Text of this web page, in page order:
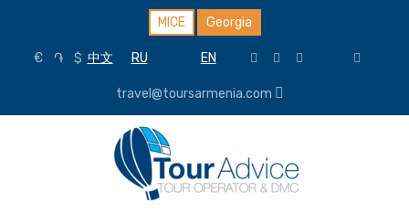
MICE Georgia
EN
RU
中文
$
֏
€